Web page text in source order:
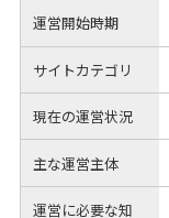
運営開始時期
サイトカテゴリ
現在の運営状況
主な運営主体
運営に必要な知